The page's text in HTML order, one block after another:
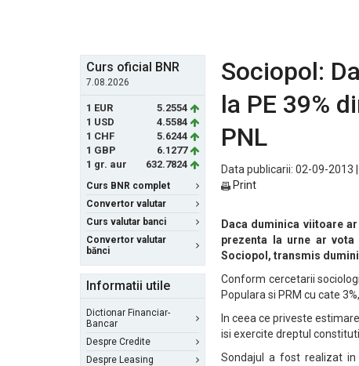
Curs oficial BNR
7.08.2026
1 EUR
5.2554
1 USD
4.5584
1 CHF
5.6244
1 GBP
6.1277
1 gr. aur
632.7824
Curs BNR complet
Convertor valutar
Curs valutar banci
Convertor valutar
bănci
Informatii utile
Dictionar Financiar-
Bancar
Despre Credite
Despre Leasing
Sociopol:
la PE 39%
PNL
Data publicarii: 02-09-2013 |
Print
Daca duminica viitoare
prezenta la urne ar
Sociopol, transmis
Conform cercetarii
Populara si PRM cu cate
In ceea ce priveste
isi exercite dreptul
Sondajul a fost realizat